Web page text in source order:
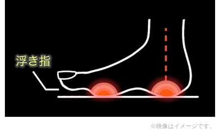
※映像はイメージです。